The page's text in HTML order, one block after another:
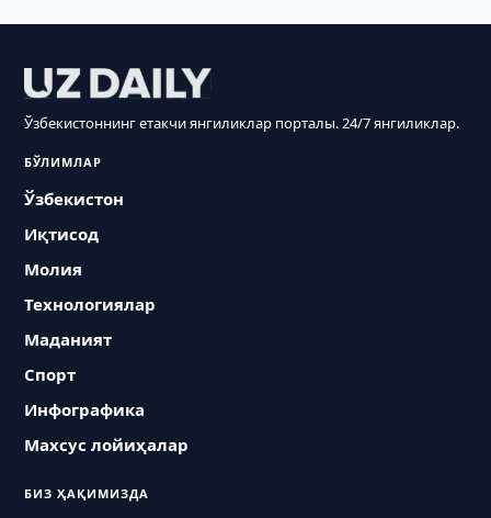
Ўзбекистоннинг етакчи янгиликлар порталы. 24/7 янгиликлар.
БЎЛИМЛАР
Ўзбекистон
Иқтисод
Молия
Технологиялар
Маданият
Спорт
Инфографика
Махсус лойиҳалар
БИЗ ҲАҚИМИЗДА